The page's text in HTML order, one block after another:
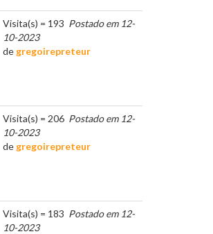
Visita(s) = 193 Postado em 12-
10-2023
de gregoirepreteur
Visita(s) = 206 Postado em 12-
10-2023
de gregoirepreteur
Visita(s) = 183 Postado em 12-
10-2023